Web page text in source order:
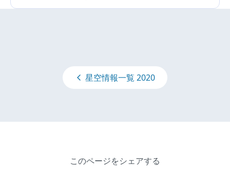
星空情報一覧 2020
このページをシェアする